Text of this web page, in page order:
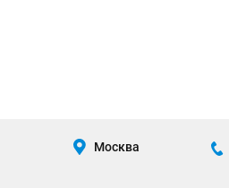
Москва